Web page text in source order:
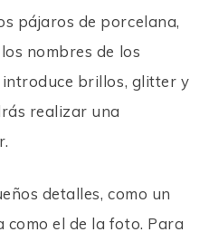
pájaros de porcelana,
nombres de los
brillos, glitter y
realizar una
detalles, como un
como el de la foto. Para